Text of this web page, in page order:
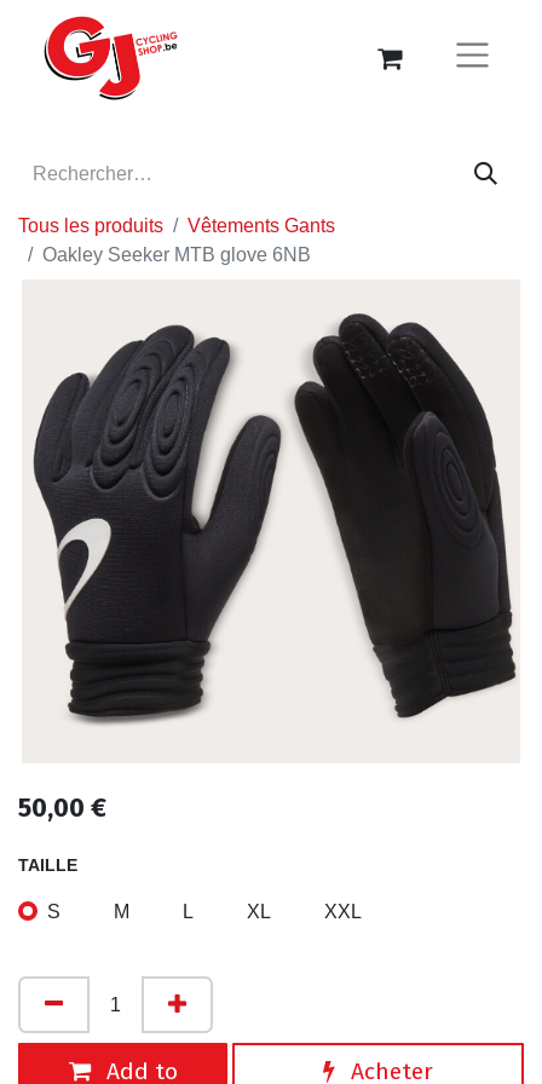
Tous les produits
Vêtements Gants
Oakley Seeker MTB glove 6NB
50,00 €
TAILLE
S M L XL XXL
Add to Acheter